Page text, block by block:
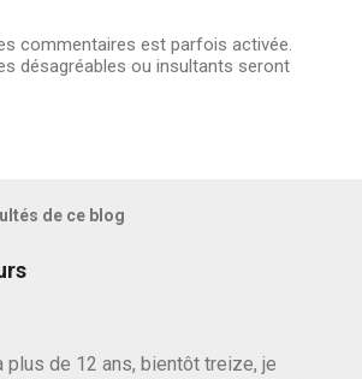
commentaires est parfois activée.
désagréables ou insultants seront
de ce blog
plus de 12 ans, bientôt treize, je